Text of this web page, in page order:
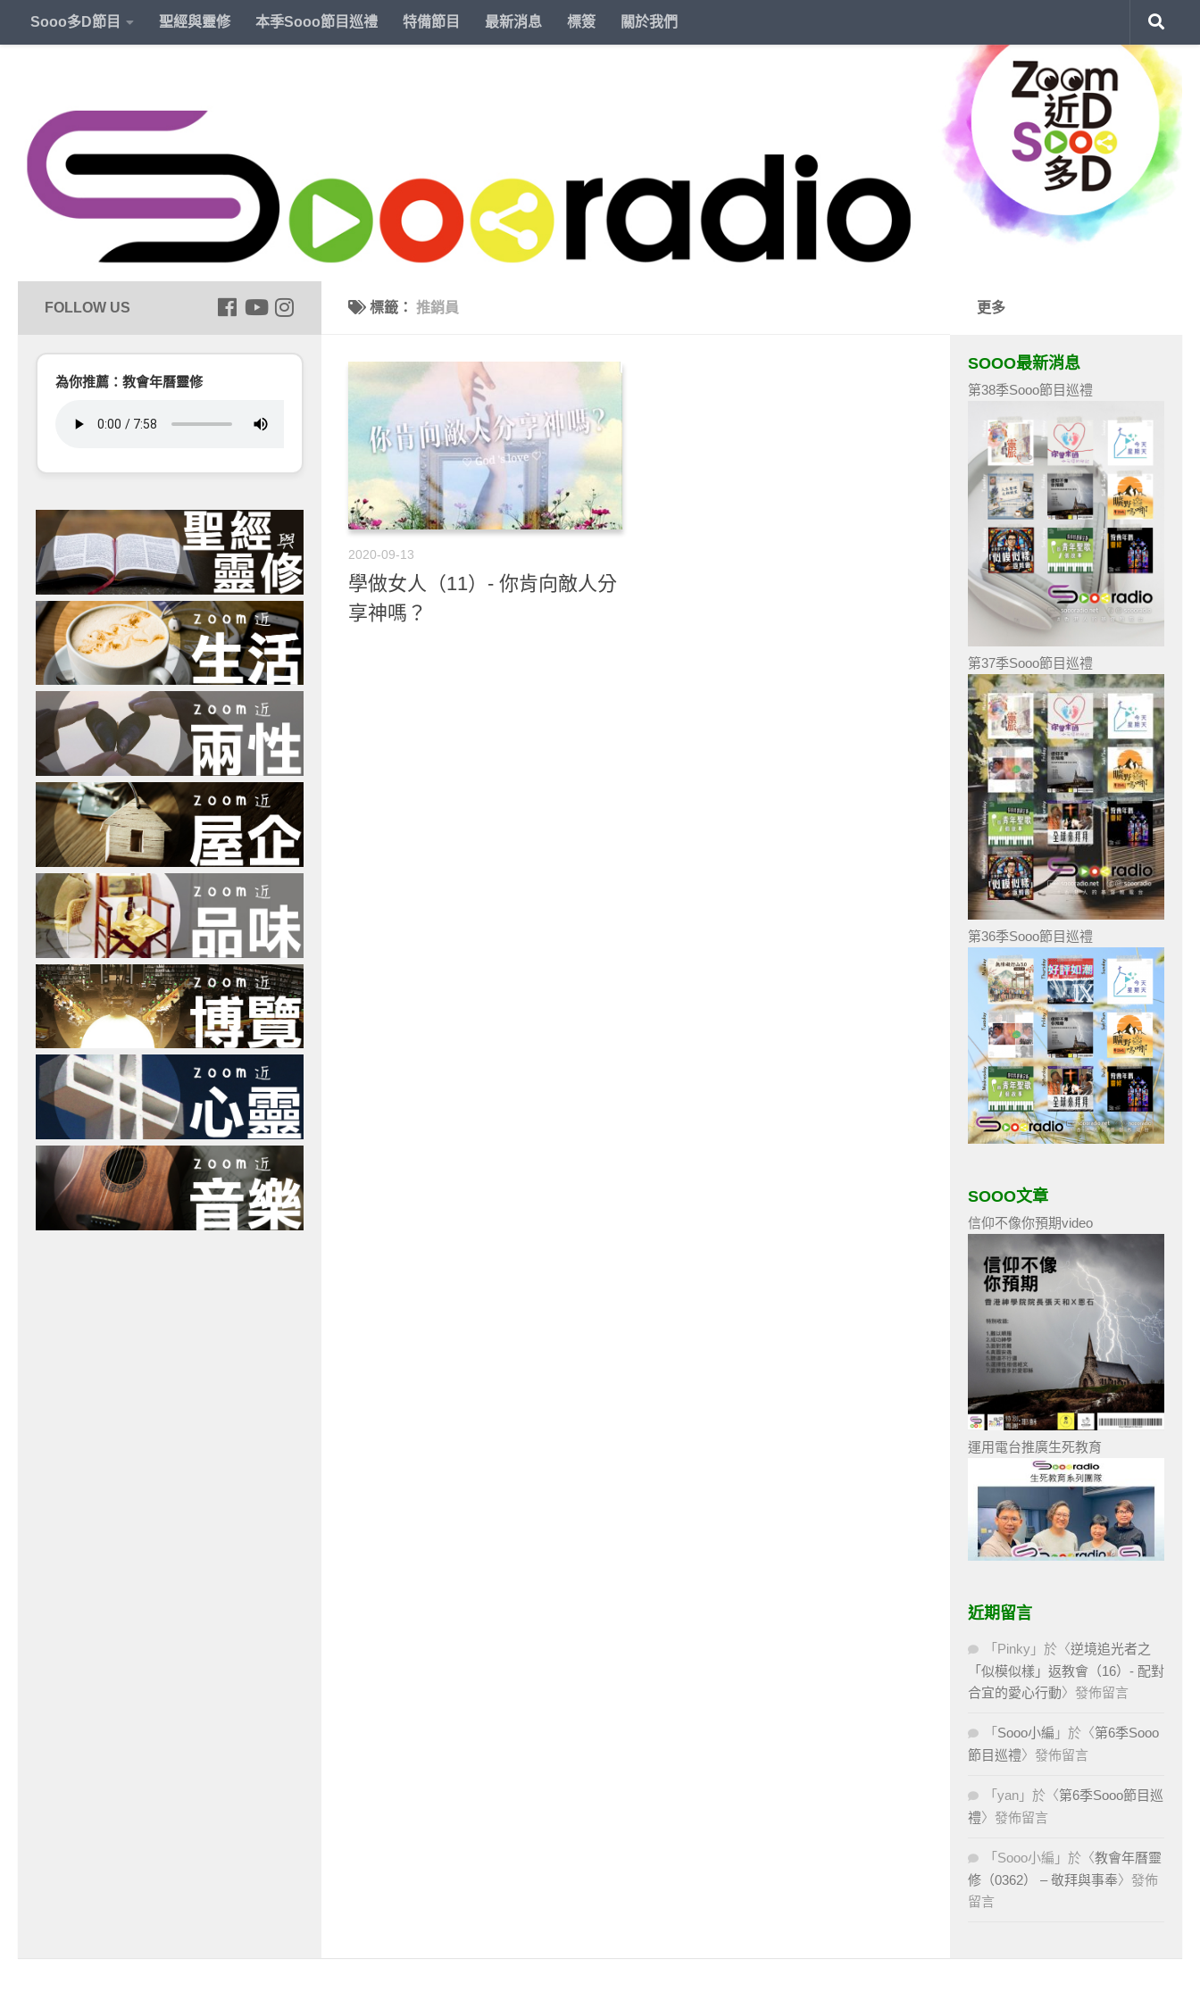
Sooo多D節目 聖經與靈修 本季Sooo節目巡禮 特備節目 最新消息 標簽 關於我們
標籤： 推銷員
2020-09-13
學做女人（11）- 你肯向敵人分
享神嗎？
為你推薦：教會年曆靈修
更多
SOOO最新消息
第38季Sooo節目巡禮
第37季Sooo節目巡禮
第36季Sooo節目巡禮
SOOO文章
信仰不像你預期video
運用電台推廣生死教育
近期留言
「 Pinky 」於〈逆境追光者之
「似模似樣」返教會（16）- 配對
合宜的愛心行動〉發佈留言
「 Sooo小編 」於〈第6季Sooo
節目巡禮〉發佈留言
「 yan 」於〈第6季Sooo節目巡
禮〉發佈留言
「 Sooo小編 」於〈教會年曆靈
修（0362） – 敬拜與事奉〉發佈
留言